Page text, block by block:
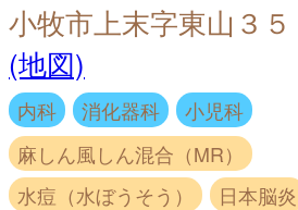
小牧市上末字東山３
(地図)
内科 消化器科 小児科
麻しん風しん混合（MR）
水痘（水ぼうそう）
日本脳炎